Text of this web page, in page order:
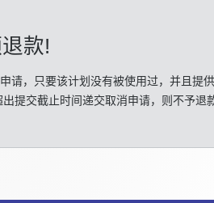
款!
请，只要该计划没有被使用过，并且提
提交截止时间递交取消申请，则不予退款